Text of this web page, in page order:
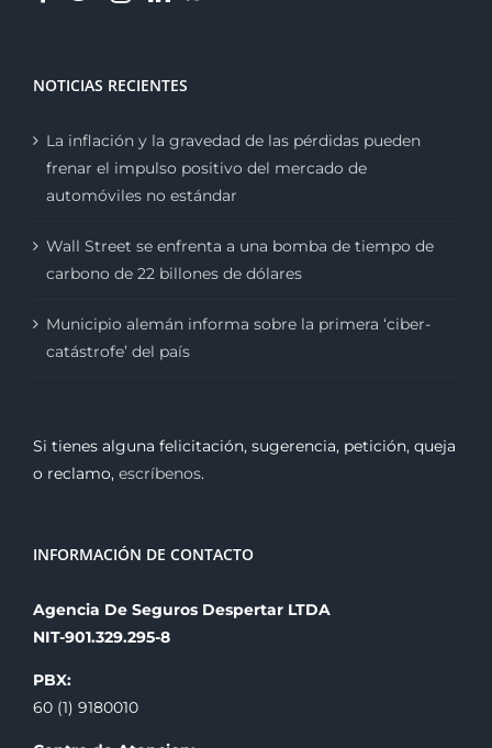
NOTICIAS RECIENTES
La inflación y la gravedad de las pérdidas pueden
frenar el impulso positivo del mercado de
automóviles no estándar
Wall Street se enfrenta a una bomba de tiempo de
carbono de 22 billones de dólares
Municipio alemán informa sobre la primera ‘ciber-
catástrofe’ del país
Si tienes alguna felicitación, sugerencia, petición, queja
o reclamo, escríbenos.
INFORMACIÓN DE CONTACTO
Agencia De Seguros Despertar LTDA
NIT-901.329.295-8
PBX:
60 (1) 9180010